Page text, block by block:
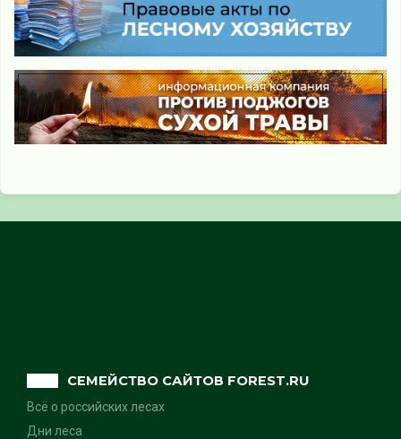
СЕМЕЙСТВО САЙТОВ FOREST.RU
Всё о российских лесах
Дни леса